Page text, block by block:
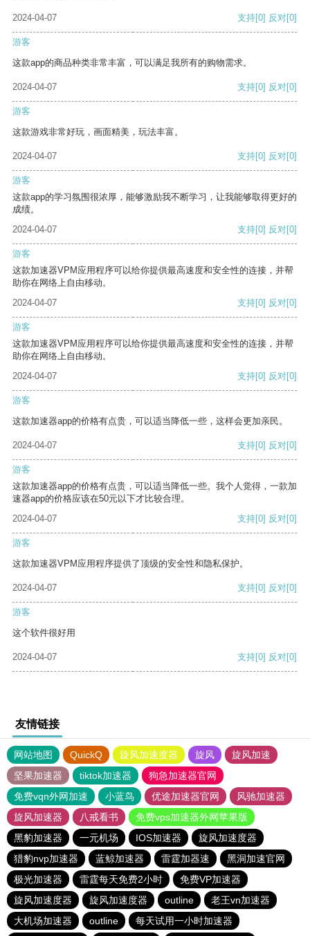
2024-04-07 支持[0] 反对[0]
游客
这款app的商品种类非常丰富，可以满足我所有的购物需求。
2024-04-07 支持[0] 反对[0]
游客
这款游戏非常好玩，画面精美，玩法丰富。
2024-04-07 支持[0] 反对[0]
游客
这款app的学习氛围很浓厚，能够激励我不断学习，让我能够取得更好的
成绩。
2024-04-07
支持[0] 反对[0]
游客
这款加速器VPM应用程序可以给你提供最高速度和安全性的连接，并帮
助你在网络上自由移动。
2024-04-07
支持[0] 反对[0]
游客
这款加速器VPM应用程序可以给你提供最高速度和安全性的连接，并帮
助你在网络上自由移动。
2024-04-07
支持[0] 反对[0]
游客
这款加速器app的价格有点贵，可以适当降低一些，这样会更加亲民。
2024-04-07 支持[0] 反对[0]
游客
这款加速器app的价格有点贵，可以适当降低一些。我个人觉得，一款加
速器app的价格应该在50元以下才比较合理。
2024-04-07
支持[0] 反对[0]
游客
这款加速器VPM应用程序提供了顶级的安全性和隐私保护。
2024-04-07 支持[0] 反对[0]
游客
这个软件很好用
2024-04-07 支持[0] 反对[0]
友情链接
网站地图 QuickQ 旋风加速度器 旋风
旋风加速
坚果加速器
tiktok加速器
狗急加速器官网
免费vqn外网加速
小蓝鸟 优途加速器官网
风驰加速器
旋风加速器
八戒看书
免费vps加速器外网苹果版
黑豹加速器
一元机场 IOS加速器
旋风加速度器
猎豹nvp加速器
蓝鲸加速器 雷霆加器速
黑洞加速官网
极光加速器
雷霆每天免费2小时
免费VP加速器
旋风加速度器
旋风加速度器 outline
老王vn加速器
大机场加速器
outline 每天试用一小时加速器